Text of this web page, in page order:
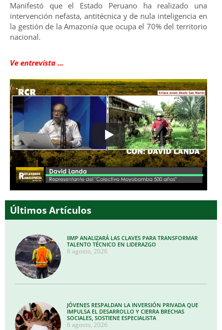
Manifestó que el Estado Peruano ha realizado una
intervención nefasta, antitécnica y de nula inteligencia en
la gestión de la Amazonía que ocupa el 70% del territorio
nacional.
Ve entrevista …
Últimos Artículos
IIMP ANALIZARÁ LAS CLAVES PARA TRANSFORMAR
TALENTO TÉCNICO EN LIDERAZGO
6 agosto, 2026
JÓVENES RESPALDAN LA INVERSIÓN PRIVADA QUE
IMPULSA EL DESARROLLO Y CIERRA BRECHAS
SOCIALES, SOSTIENE ESPECIALISTA
6 agosto, 2026